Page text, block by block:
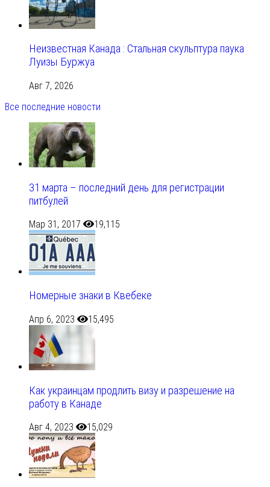
Неизвестная Канада : Стальная скульптура паука
Луизы Буржуа
Авг 7, 2026
Все последние новости
31 марта – последний день для регистрации
питбулей
Мар 31, 2017 19,115
Номерные знаки в Квебеке
Апр 6, 2023 15,495
Как украинцам продлить визу и разрешение на
работу в Канаде
Авг 4, 2023 15,029